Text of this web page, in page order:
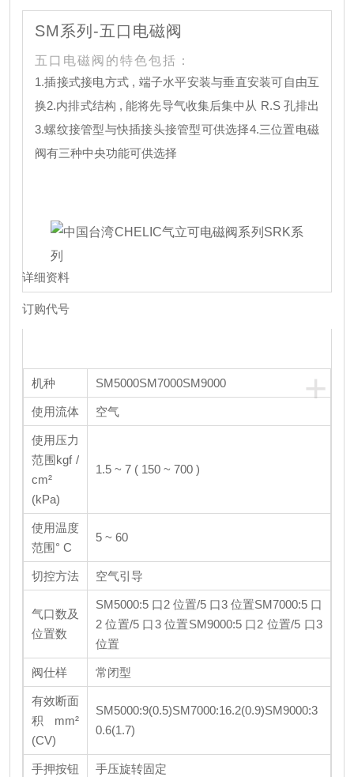
SM系列-五口电磁阀
五口电磁阀的特色包括：
1.插接式接电方式 , 端子水平安装与垂直安装可自由互
换2.内排式结构 , 能将先导气收集后集中从 R.S 孔排出
3.螺纹接管型与快插接头接管型可供选择4.三位置电磁
阀有三种中央功能可供选择
详细资料
订购代号
+
机种 SM5000SM7000SM9000
使用流体 空气
使用压力
范围kgf /
cm²
(kPa)
1.5 ~ 7 ( 150 ~ 700 )
使用温度
范围° C
5 ~ 60
切控方法 空气引导
气口数及
位置数
SM5000:5 口2 位置/5 口3 位置SM7000:5 口
2 位置/5 口3 位置SM9000:5 口2 位置/5 口3
位置
阀仕样 常闭型
有效断面
积mm²
(CV)
SM5000:9(0.5)SM7000:16.2(0.9)SM9000:3
0.6(1.7)
手押按钮 手压旋转固定